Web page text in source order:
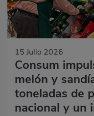
15 Julio 2026
Consum
melón y
toneladas de
nacional y un